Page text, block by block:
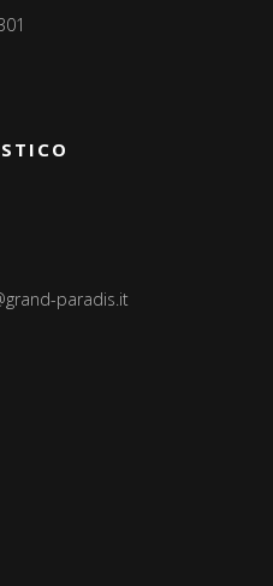
paradis.it